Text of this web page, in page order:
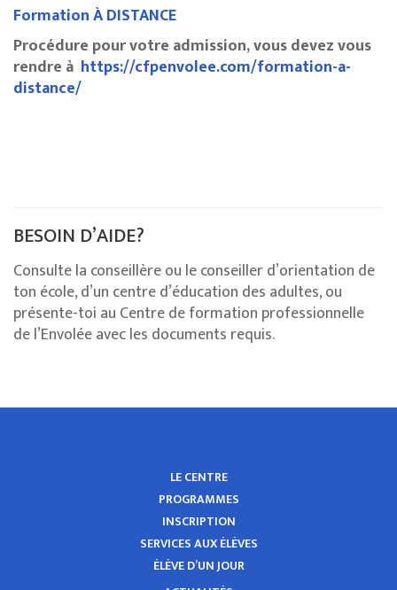
Formation À DISTANCE
Procédure pour votre admission, vous devez vous
rendre à https://cfpenvolee.com/formation-a-
distance/
BESOIN D’AIDE?
Consulte la conseillère ou le conseiller d’orientation de
ton école, d’un centre d’éducation des adultes, ou
présente-toi au Centre de formation professionnelle
de l’Envolée avec les documents requis.
LE CENTRE
PROGRAMMES
INSCRIPTION
SERVICES AUX ÉLÈVES
ÉLÈVE D’UN JOUR